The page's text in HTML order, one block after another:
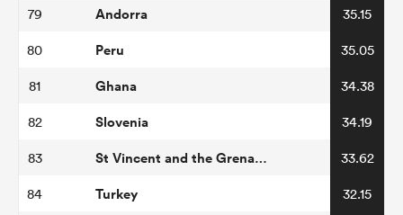
79 Andorra 35.15
80 Peru 35.05
81 Ghana 34.38
82 Slovenia 34.19
83 St Vincent and the Grenadines 33.62
84 Turkey 32.15